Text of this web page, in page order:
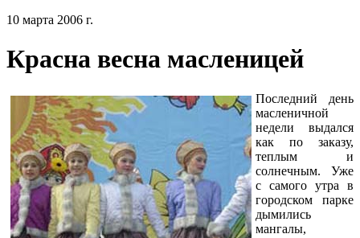
10 марта 2006 г.
Красна весна масленицей
Последний день
масленичной
недели выдался
как по заказу,
теплым и
солнечным. Уже
с самого утра в
городском парке
дымились
мангалы,